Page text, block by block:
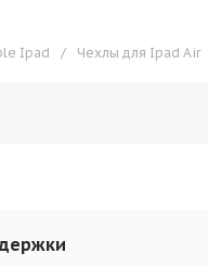
Ipad / Чехлы для Ipad Air